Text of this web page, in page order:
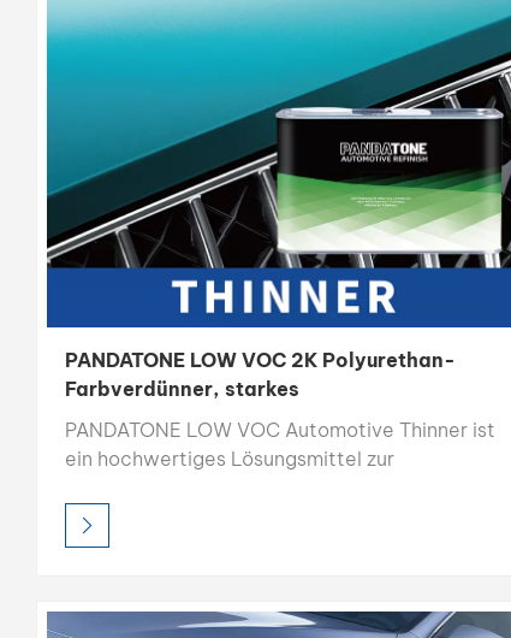
PANDATONE LOW VOC 2K Polyurethan-
Farbverdünner, starkes
Lösungsmittelverdünner
PANDATONE LOW VOC Automotive Thinner ist
ein hochwertiges Lösungsmittel zur
Auftragung bei der Autoreparaturlackierung.
Dank seiner starken Lösekraft und seiner 100 %
Finish und kostengünstige Leistung für